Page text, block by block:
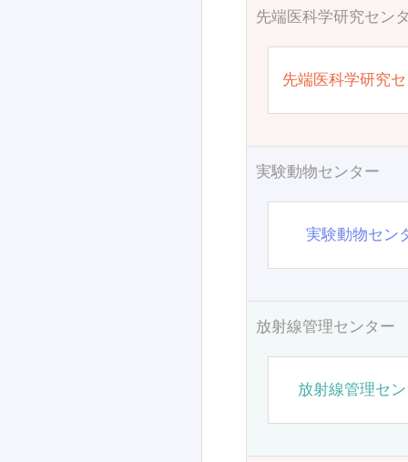
先端医科学研究セン
先端医科学研究
実験動物センター
実験動物セン
放射線管理センター
放射線管理セ